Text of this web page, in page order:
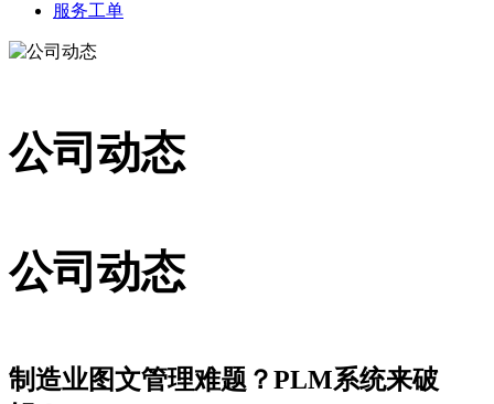
服务工单
公司动态
公司动态
制造业图文管理难题？PLM系统来破